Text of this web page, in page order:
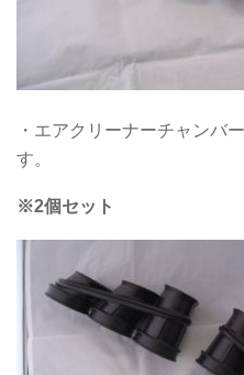
・エアクリーナーチャンバ
す。
※2個セット